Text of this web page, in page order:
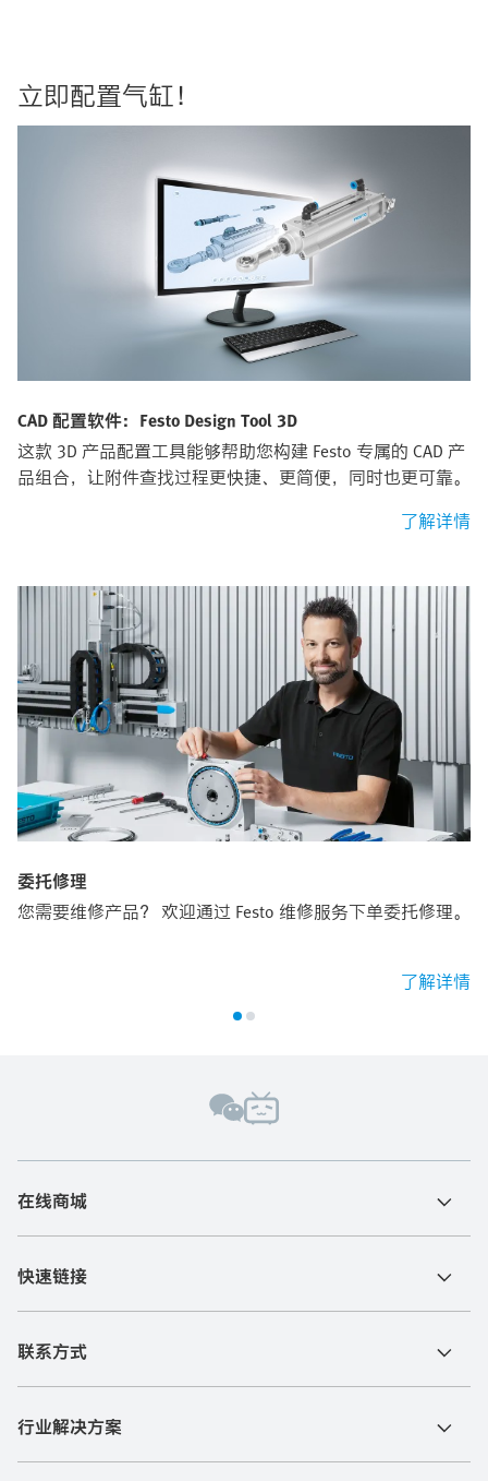
立即配置气缸！
CAD 配置软件：Festo Design Tool 3D
这款 3D 产品配置工具能够帮助您构建 Festo 专属的 CAD 产
品组合，让附件查找过程更快捷、更简便，同时也更可靠。
了解详情
委托修理
您需要维修产品？ 欢迎通过 Festo 维修服务下单委托修理。
了解详情
在线商城
快速链接
联系方式
行业解决方案